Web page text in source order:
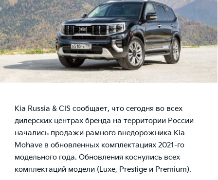
Kia Russia & CIS сообщает, что сегодня во всех
дилерских центрах бренда на территории России
начались продажи рамного внедорожника Kia
Mohave в обновленных комплектациях 2021-го
модельного года. Обновления коснулись всех
комплектаций модели (Luxe, Prestige и Premium).